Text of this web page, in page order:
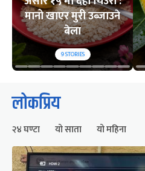
मानो खाएर मुरी उब्जाउने
बेला
9STORIES
लोकप्रिय
२४ घण्टा यो साता यो महिना